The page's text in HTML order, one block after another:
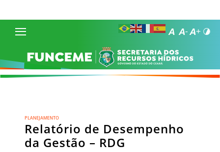
PLANEJAMENTO
Relatório de Desempenho
da Gestão – RDG